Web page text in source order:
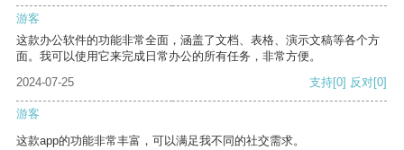
游客
这款办公软件的功能非常全面，涵盖了文档、表格、演示文稿等各个方
面。我可以使用它来完成日常办公的所有任务，非常方便。
2024-07-25
支持[0] 反对[0]
游客
这款app的功能非常丰富，可以满足我不同的社交需求。